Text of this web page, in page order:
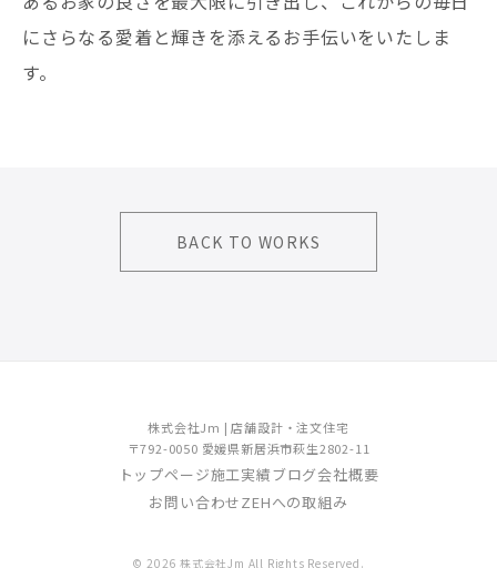
にさらなる愛着と輝きを添えるお手伝いをいたしま
す。
BACK TO WORKS
株式会社Jm | 店舗設計・注文住宅
〒792-0050 愛媛県新居浜市萩生2802-11
トップページ施工実績ブログ会社概要
お問い合わせZEHへの取組み
© 2026 株式会社Jm All Rights Reserved.